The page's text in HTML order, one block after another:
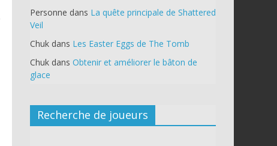
Personne dans La quête principale de Shattered
Veil
Chuk dans Les Easter Eggs de The Tomb
Chuk dans Obtenir et améliorer le bâton de
glace
Recherche de joueurs